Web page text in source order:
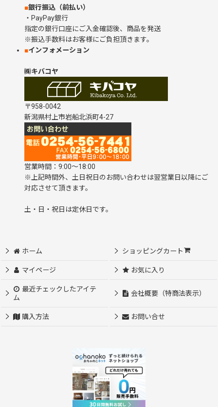
■銀行振込（前払い）
・PayPay銀行
指定の銀行口座にご入金確認後、商品を発送
※振込手数料はお客様にご負担頂きます。
■インフォメーション
㈱キバコヤ
〒958-0042
新潟県村上市岩船北浜町4-27
営業時間：9:00～18:00
※上記時間外、土日祝日のお問い合わせは翌営業日以降にご
対応させて頂きます。
土・日・祝日は定休日です。
ホーム ショッピングカート
マイページ お気に入り
最近チェックしたアイテ
ム
会社概要（特商法表示）
購入方法 お問い合せ